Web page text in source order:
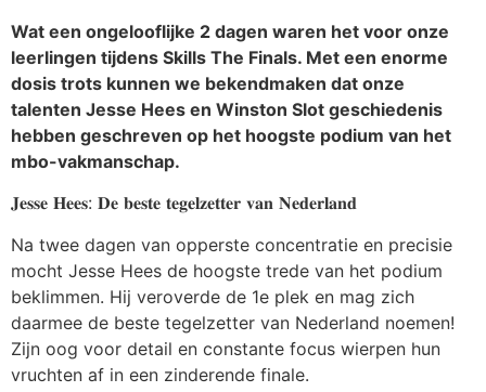
Wat een ongelooflijke 2 dagen waren het voor onze
leerlingen tijdens Skills The Finals. Met een enorme
dosis trots kunnen we bekendmaken dat onze
talenten Jesse Hees en Winston Slot geschiedenis
hebben geschreven op het hoogste podium van het
mbo-vakmanschap.
𝐉𝐞𝐬𝐬𝐞 𝐇𝐞𝐞𝐬: 𝐃𝐞 𝐛𝐞𝐬𝐭𝐞 𝐭𝐞𝐠𝐞𝐥𝐳𝐞𝐭𝐭𝐞𝐫 𝐯𝐚𝐧 𝐍𝐞𝐝𝐞𝐫𝐥𝐚𝐧𝐝
Na twee dagen van opperste concentratie en precisie
mocht Jesse Hees de hoogste trede van het podium
beklimmen. Hij veroverde de 1e plek en mag zich
daarmee de beste tegelzetter van Nederland noemen!
Zijn oog voor detail en constante focus wierpen hun
vruchten af in een zinderende finale.